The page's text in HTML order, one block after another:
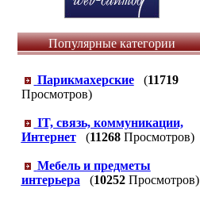
Популярные категории
Парикмахерские (11719
Просмотров)
IT, связь, коммуникации,
Интернет
(11268Просмотров)
Мебель и предметы
интерьера
(10252Просмотров)